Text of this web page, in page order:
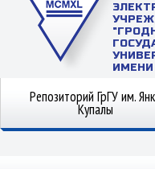
Репозиторий ГрГУ им.
Купалы